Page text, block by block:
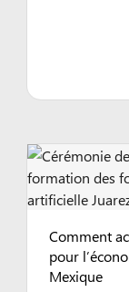
Comment
pour
Mexique